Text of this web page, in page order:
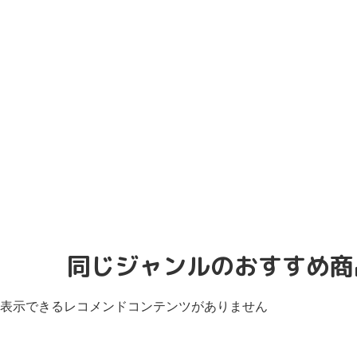
同じジャンルのおすすめ
表示できるレコメンドコンテンツがありません